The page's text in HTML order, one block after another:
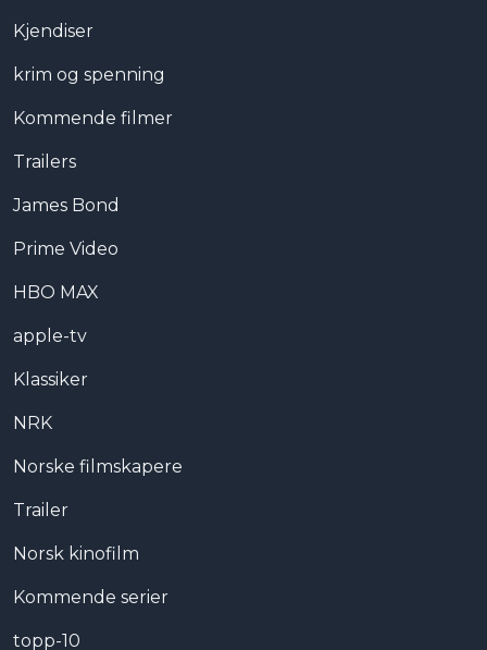
Kjendiser
krim og spenning
Kommende filmer
Trailers
James Bond
Prime Video
HBO MAX
apple-tv
Klassiker
NRK
Norske filmskapere
Trailer
Norsk kinofilm
Kommende serier
topp-10